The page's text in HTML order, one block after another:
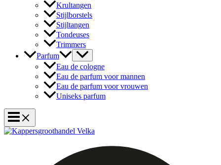
Krultangen
Stijlborstels
Stijltangen
Tondeuses
Trimmers
Parfum
Eau de cologne
Eau de parfum voor mannen
Eau de parfum voor vrouwen
Uniseks parfum